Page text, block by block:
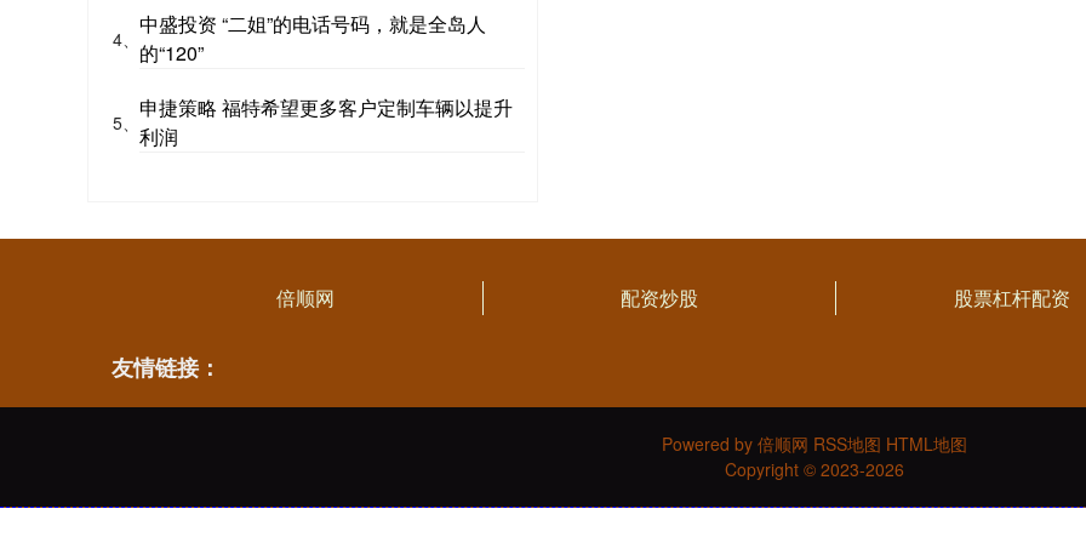
4、
中盛投资 “二姐”的电话号码，就是全岛人
的“120”
5、
申捷策略 福特希望更多客户定制车辆以提升
利润
倍顺网 配资炒股 股票杠杆配资
友情链接：
Powered by 倍顺网 RSS地图 HTML地图
Copyright © 2023-2026